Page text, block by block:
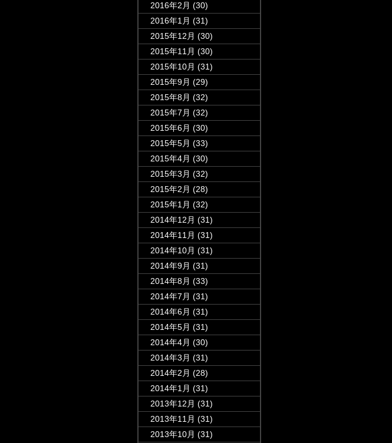
2016年2月 (30)
2016年1月 (31)
2015年12月 (30)
2015年11月 (30)
2015年10月 (31)
2015年9月 (29)
2015年8月 (32)
2015年7月 (32)
2015年6月 (30)
2015年5月 (33)
2015年4月 (30)
2015年3月 (32)
2015年2月 (28)
2015年1月 (32)
2014年12月 (31)
2014年11月 (31)
2014年10月 (31)
2014年9月 (31)
2014年8月 (33)
2014年7月 (31)
2014年6月 (31)
2014年5月 (31)
2014年4月 (30)
2014年3月 (31)
2014年2月 (28)
2014年1月 (31)
2013年12月 (31)
2013年11月 (31)
2013年10月 (31)